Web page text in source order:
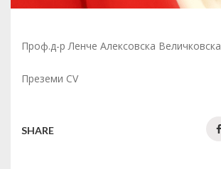
Проф.д-р Ленче Алексовска Величковска
Преземи CV
SHARE